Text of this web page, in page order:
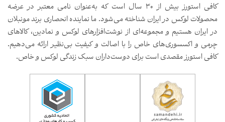
کافی استورز بیش از ۳۰ سال است که به‌عنوان نامی معتبر در عرضه
محصولات لوکس در ایران شناخته می‌شود. ما نماینده انحصاری برند مونبلان
در ایران هستیم و مجموعه‌ای از نوشت‌افزارهای لوکس و نمادین، کالاهای
چرمی و اکسسوری‌های خاص را با اصالت و کیفیت بی‌نظیر ارائه می‌دهیم.
کافی استورز مقصدی است برای دوست‌داران سبک زندگی لوکس و خاص.